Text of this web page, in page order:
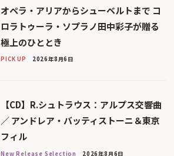
オペラ・アリアからシューベルトまで コ
ロラトゥーラ・ソプラノ田中彩子が贈る
極上のひととき
PICK UP 2026年8月6日
【CD】R.シュトラウス：アルプス交響曲
／ アンドレア・バッティストーニ＆東京
フィル
New Release Selection 2026年8月6日